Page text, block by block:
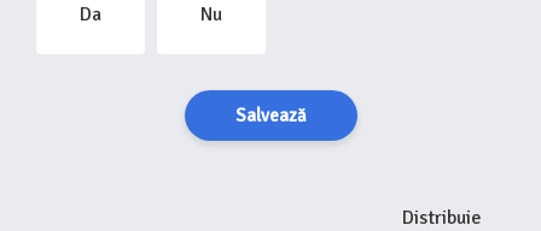
Da Nu
Salvează
Distribuie